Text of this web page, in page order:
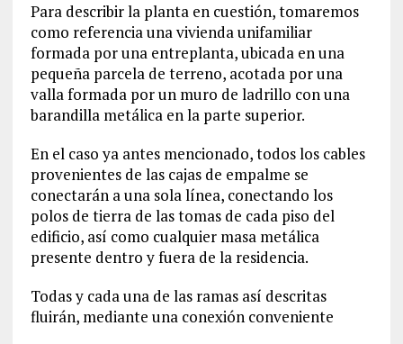
Para describir la planta en cuestión, tomaremos
como referencia una vivienda unifamiliar
formada por una entreplanta, ubicada en una
pequeña parcela de terreno, acotada por una
valla formada por un muro de ladrillo con una
barandilla metálica en la parte superior.
En el caso ya antes mencionado, todos los cables
provenientes de las cajas de empalme se
conectarán a una sola línea, conectando los
polos de tierra de las tomas de cada piso del
edificio, así como cualquier masa metálica
presente dentro y fuera de la residencia.
Todas y cada una de las ramas así descritas
fluirán, mediante una conexión conveniente